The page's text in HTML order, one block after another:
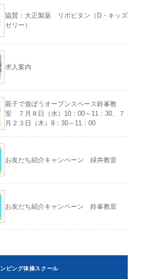
協賛：大正製薬 リポビタン（D・キッズ
ゼリー）
求人案内
親子で遊ぼうオープンスペース鈴峯教
室 ７月８日（水）10：00～11：30、７
月２３日（木）9：30～11：00
お友だち紹介キャンペーン 緑井教室
お友だち紹介キャンペーン 鈴峯教室
ピング体操スクール